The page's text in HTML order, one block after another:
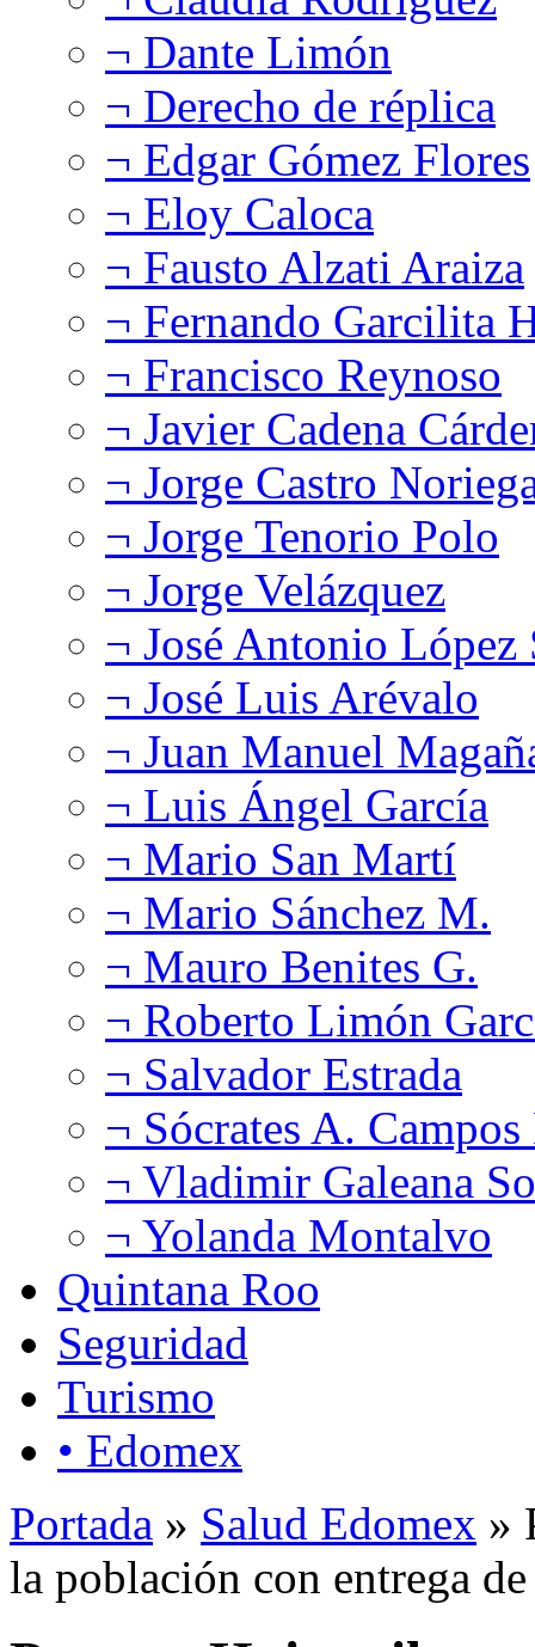
¬ Dante Limón
¬ Derecho de réplica
¬ Edgar Gómez Flores
¬ Eloy Caloca
¬ Fausto Alzati Araiza
¬ Fernando Garcilita
¬ Francisco Reynoso
¬ Javier Cadena
¬ Jorge Castro
¬ Jorge Tenorio Polo
¬ Jorge Velázquez
¬ José Antonio López
¬ José Luis Arévalo
¬ Juan Manuel
¬ Luis Ángel García
¬ Mario San Martí
¬ Mario Sánchez M.
¬ Mauro Benites G.
¬ Roberto Limón
¬ Salvador Estrada
¬ Sócrates A.
¬ Vladimir Galeana
¬ Yolanda Montalvo
Quintana Roo
Seguridad
Turismo
• Edomex
Portada » Salud Edomex »
la población con entrega